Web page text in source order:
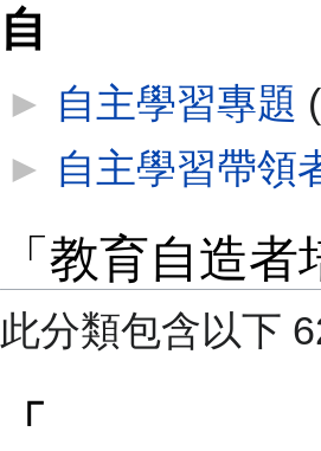
自
► 自主學習專題
► 自主學習帶領
「教育自造
此分類包含以下
「